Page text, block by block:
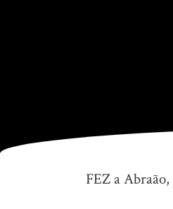
Os
FEZ a